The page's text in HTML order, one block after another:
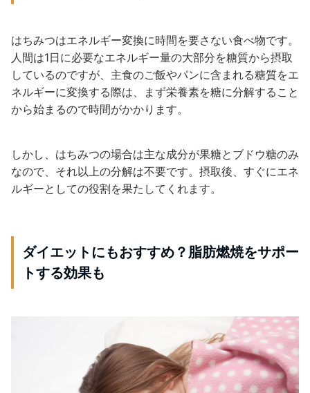
はちみつはエネルギー変換に時間を要さない食べ物です。
人間は1日に必要なエネルギー量の大部分を糖質から摂取
しているのですが、主食のご飯やパンに含まれる糖質をエ
ネルギーに変換する際は、まず栄養素を糖に分解すること
から始まるので時間がかかります。
しかし、はちみつの場合は主な成分が果糖とブドウ糖のみ
なので、それ以上の分解は不要です。摂取後、すぐにエネ
ルギーとしての役割を果たしてくれます。
ダイエットにもおすすめ？脂肪燃焼をサポー
トする効果も